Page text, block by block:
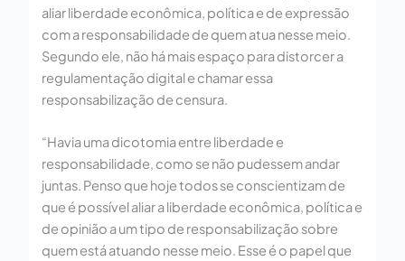
aliar liberdade econômica, política e de expressão
com a responsabilidade de quem atua nesse meio.
Segundo ele, não há mais espaço para distorcer a
regulamentação digital e chamar essa
responsabilização de censura.
“Havia uma dicotomia entre liberdade e
responsabilidade, como se não pudessem andar
juntas. Penso que hoje todos se conscientizam de
que é possível aliar a liberdade econômica, política e
de opinião a um tipo de responsabilização sobre
quem está atuando nesse meio. Esse é o papel que